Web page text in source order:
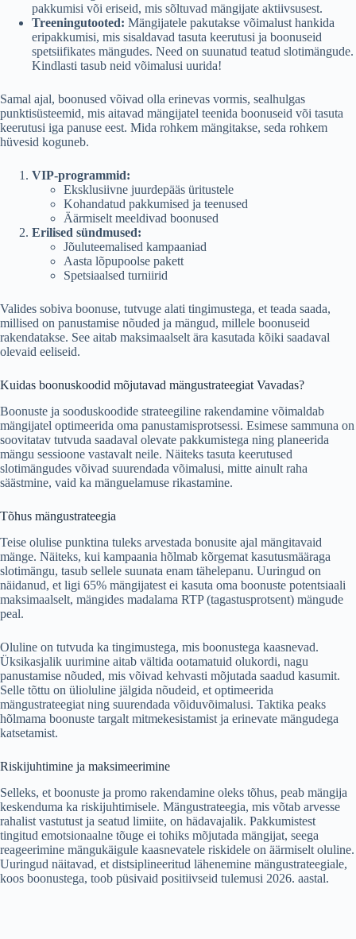
pakkumisi või eriseid, mis sõltuvad mängijate aktiivsusest.
Treeningutooted: Mängijatele pakutakse võimalust hankida
eripakkumisi, mis sisaldavad tasuta keerutusi ja boonuseid
spetsiifikates mängudes. Need on suunatud teatud slotimängude.
Kindlasti tasub neid võimalusi uurida!
Samal ajal, boonused võivad olla erinevas vormis, sealhulgas
punktisüsteemid, mis aitavad mängijatel teenida boonuseid või tasuta
keerutusi iga panuse eest. Mida rohkem mängitakse, seda rohkem
hüvesid koguneb.
VIP-programmid:
Eksklusiivne juurdepääs üritustele
Kohandatud pakkumised ja teenused
Äärmiselt meeldivad boonused
Erilised sündmused:
Jõuluteemalised kampaaniad
Aasta lõpupoolse pakett
Spetsiaalsed turniirid
Valides sobiva boonuse, tutvuge alati tingimustega, et teada saada,
millised on panustamise nõuded ja mängud, millele boonuseid
rakendatakse. See aitab maksimaalselt ära kasutada kõiki saadaval
olevaid eeliseid.
Kuidas boonuskoodid mõjutavad mängustrateegiat Vavadas?
Boonuste ja sooduskoodide strateegiline rakendamine võimaldab
mängijatel optimeerida oma panustamisprotsessi. Esimese sammuna on
soovitatav tutvuda saadaval olevate pakkumistega ning planeerida
mängu sessioone vastavalt neile. Näiteks tasuta keerutused
slotimängudes võivad suurendada võimalusi, mitte ainult raha
säästmine, vaid ka mänguelamuse rikastamine.
Tõhus mängustrateegia
Teise olulise punktina tuleks arvestada bonusite ajal mängitavaid
mänge. Näiteks, kui kampaania hõlmab kõrgemat kasutusmääraga
slotimängu, tasub sellele suunata enam tähelepanu. Uuringud on
näidanud, et ligi 65% mängijatest ei kasuta oma boonuste potentsiaali
maksimaalselt, mängides madalama RTP (tagastusprotsent) mängude
peal.
Oluline on tutvuda ka tingimustega, mis boonustega kaasnevad.
Üksikasjalik uurimine aitab vältida ootamatuid olukordi, nagu
panustamise nõuded, mis võivad kehvasti mõjutada saadud kasumit.
Selle tõttu on ülioluline jälgida nõudeid, et optimeerida
mängustrateegiat ning suurendada võiduvõimalusi. Taktika peaks
hõlmama boonuste targalt mitmekesistamist ja erinevate mängudega
katsetamist.
Riskijuhtimine ja maksimeerimine
Selleks, et boonuste ja promo rakendamine oleks tõhus, peab mängija
keskenduma ka riskijuhtimisele. Mängustrateegia, mis võtab arvesse
rahalist vastutust ja seatud limiite, on hädavajalik. Pakkumistest
tingitud emotsionaalne tõuge ei tohiks mõjutada mängijat, seega
reageerimine mängukäigule kaasnevatele riskidele on äärmiselt oluline.
Uuringud näitavad, et distsiplineeritud lähenemine mängustrateegiale,
koos boonustega, toob püsivaid positiivseid tulemusi 2026. aastal.